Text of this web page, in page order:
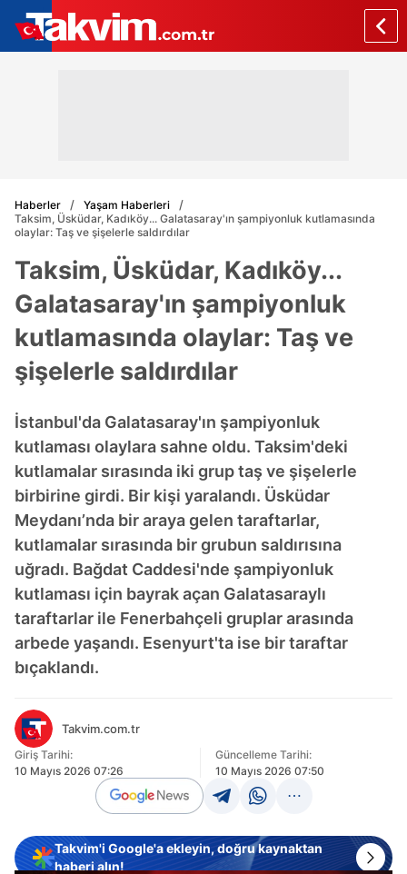
Haberler
Yaşam Haberleri
Taksim, Üsküdar, Kadıköy... Galatasaray'ın şampiyonluk kutlamasında
olaylar: Taş ve şişelerle saldırdılar
Taksim, Üsküdar, Kadıköy...
Galatasaray'ın şampiyonluk
kutlamasında olaylar: Taş ve
şişelerle saldırdılar
İstanbul'da Galatasaray'ın şampiyonluk
kutlaması olaylara sahne oldu. Taksim'deki
kutlamalar sırasında iki grup taş ve şişelerle
birbirine girdi. Bir kişi yaralandı. Üsküdar
Meydanı’nda bir araya gelen taraftarlar,
kutlamalar sırasında bir grubun saldırısına
uğradı. Bağdat Caddesi'nde şampiyonluk
kutlaması için bayrak açan Galatasaraylı
taraftarlar ile Fenerbahçeli gruplar arasında
arbede yaşandı. Esenyurt'ta ise bir taraftar
bıçaklandı.
Takvim.com.tr
Giriş Tarihi:
10 Mayıs 2026 07:26
Güncelleme Tarihi:
10 Mayıs 2026 07:50
Takvim'i Google'a ekleyin, doğru kaynaktan
haberi alın!